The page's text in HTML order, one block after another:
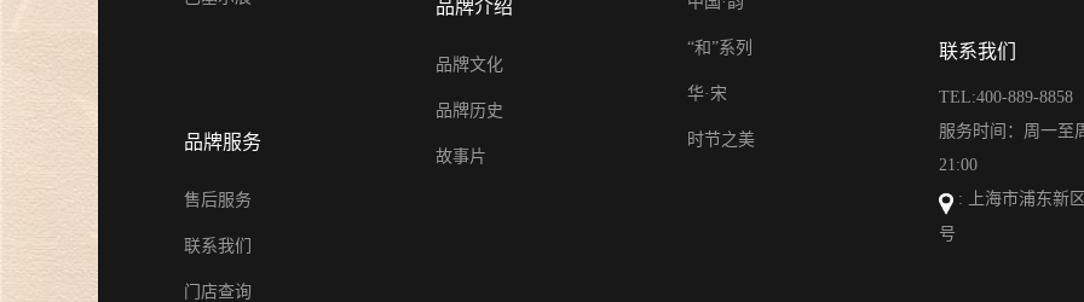
品牌服务
售后服务
联系我们
门店查询
品牌介绍
品牌文化
品牌历史
故事片
“和”系列
华·宋
时节之美
联系我们
TEL:400-889-8858
服务时间：周一至
21:00
: 上海市浦东新
号